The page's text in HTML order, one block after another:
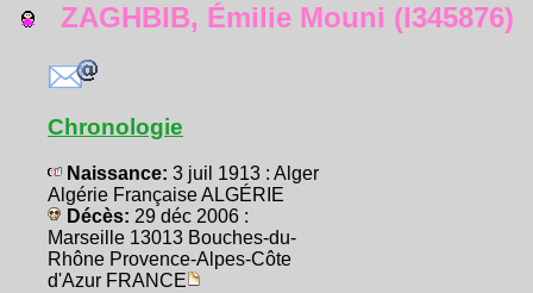
ZAGHBIB, Émilie Mouni (I345876)
Chronologie
Naissance: 3 juil 1913 : Alger
Algérie Française ALGÉRIE
Décès: 29 déc 2006 :
Marseille 13013 Bouches-du-
Rhône Provence-Alpes-Côte
d'Azur FRANCE